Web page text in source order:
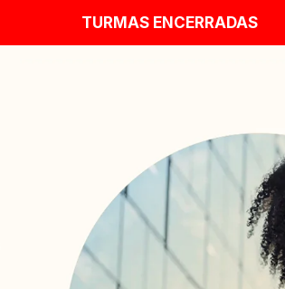
TURMAS ENCERRADAS